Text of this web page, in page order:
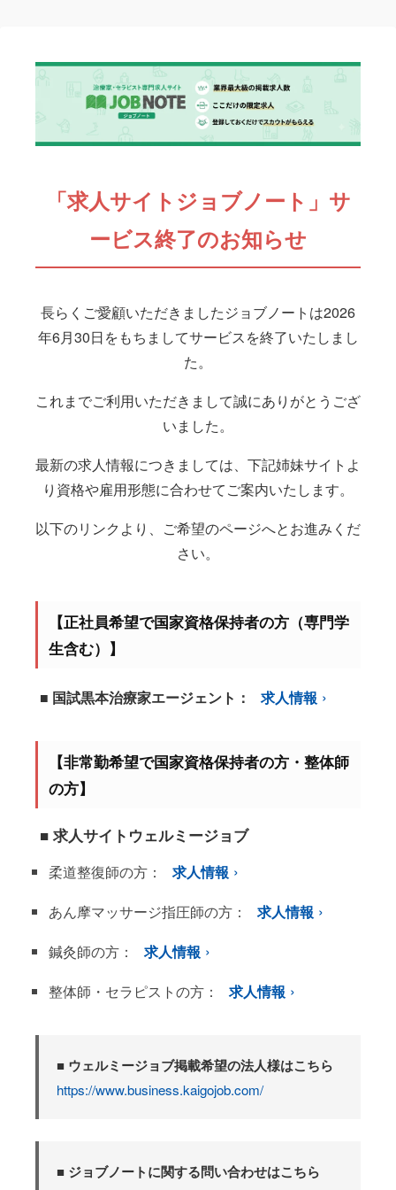
「求人サイトジョブノート」サ
ービス終了のお知らせ
長らくご愛顧いただきましたジョブノートは2026
年6月30日をもちましてサービスを終了いたしまし
た。
これまでご利用いただきまして誠にありがとうござ
いました。
最新の求人情報につきましては、下記姉妹サイトよ
り資格や雇用形態に合わせてご案内いたします。
以下のリンクより、ご希望のページへとお進みくだ
さい。
【正社員希望で国家資格保持者の方（専門学
生含む）】
■ 国試黒本治療家エージェント： 求人情報
【非常勤希望で国家資格保持者の方・整体師
の方】
■ 求人サイトウェルミージョブ
柔道整復師の方：
求人情報
あん摩マッサージ指圧師の方：
求人情報
鍼灸師の方：
求人情報
整体師・セラピストの方：
求人情報
■ ウェルミージョブ掲載希望の法人様はこちら
https://www.business.kaigojob.com/
■ ジョブノートに関する問い合わせはこちら